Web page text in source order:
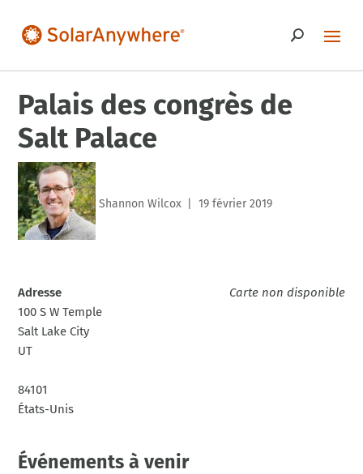
Palais des congrès de
Salt Palace
Shannon Wilcox 19 février 2019
Carte non disponible
Adresse
100 S W Temple
Salt Lake City
UT
84101
États-Unis
Événements à venir